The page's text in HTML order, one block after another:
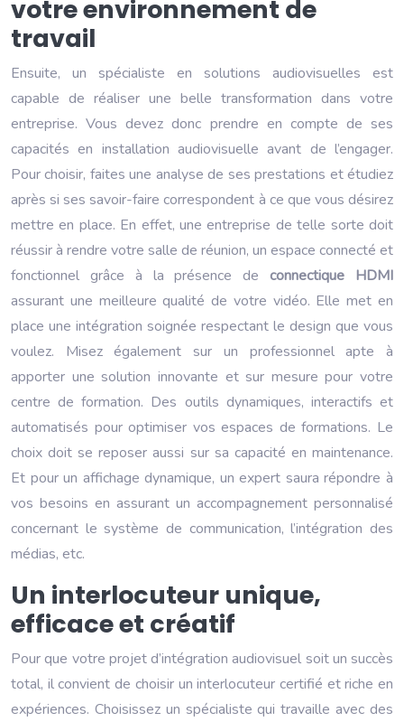
votre environnement de
travail
Ensuite, un spécialiste en solutions audiovisuelles est
capable de réaliser une belle transformation dans votre
entreprise. Vous devez donc prendre en compte de ses
capacités en installation audiovisuelle avant de l’engager.
Pour choisir, faites une analyse de ses prestations et étudiez
après si ses savoir-faire correspondent à ce que vous désirez
mettre en place. En effet, une entreprise de telle sorte doit
réussir à rendre votre salle de réunion, un espace connecté et
fonctionnel grâce à la présence deconnectique HDMI
assurant une meilleure qualité de votre vidéo. Elle met en
place une intégration soignée respectant le design que vous
voulez. Misez également sur un professionnel apte à
apporter une solution innovante et sur mesure pour votre
centre de formation. Des outils dynamiques, interactifs et
automatisés pour optimiser vos espaces de formations. Le
choix doit se reposer aussi sur sa capacité en maintenance.
Et pour un affichage dynamique, un expert saura répondre à
vos besoins en assurant un accompagnement personnalisé
concernant le système de communication, l’intégration des
médias, etc.
Un interlocuteur unique,
efficace et créatif
Pour que votre projet d’intégration audiovisuel soit un succès
total, il convient de choisir un interlocuteur certifié et riche en
expériences. Choisissez un spécialiste qui travaille avec des